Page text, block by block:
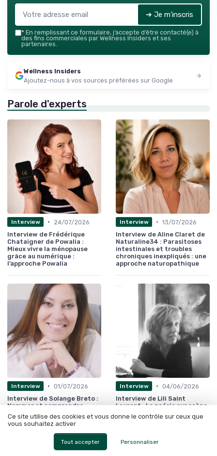
➔ Je m'inscris
* En remplissant ce formulaire, j’accepte d’être contacté(e) à
des fins commerciales par Wellness Insiders et ses
partenaires.
Wellness Insiders
Ajoutez-nous à vos sources préférées sur Google
Parole d'experts
Interview •
24/07/2026
Interview de Frédérique
Chataigner de Powalia :
Mieux vivre la ménopause
grâce au numérique :
l’approche Powalia
Interview • 13/07/2026
Interview de Aline Claret de
Naturaline34 : Parasitoses
intestinales et troubles
chroniques inexpliqués : une
approche naturopathique
Interview • 01/07/2026
Interview de Solange Breto :
Nommer et comprendre
l’épuisement maternel
aujourd’hui
Interview • 04/06/2026
Interview de Lili Saint
Laurent : La poésie sur scène
pour raconter les formes
précoces de la maladie de
Ce site utilise des cookies et vous donne le contrôle sur ceux que
vous souhaitez activer
Tout accepter Personnaliser